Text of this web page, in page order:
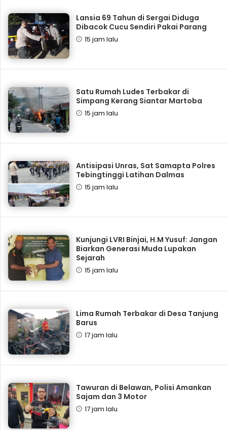
Lansia 69 Tahun di Sergai Diduga
Dibacok Cucu Sendiri Pakai Parang
15 jam lalu
Satu Rumah Ludes Terbakar di
Simpang Kerang Siantar Martoba
15 jam lalu
Antisipasi Unras, Sat Samapta Polres
Tebingtinggi Latihan Dalmas
15 jam lalu
Kunjungi LVRI Binjai, H.M Yusuf: Jangan
Biarkan Generasi Muda Lupakan
Sejarah
15 jam lalu
Lima Rumah Terbakar di Desa Tanjung
Barus
17 jam lalu
Tawuran di Belawan, Polisi Amankan
Sajam dan 3 Motor
17 jam lalu